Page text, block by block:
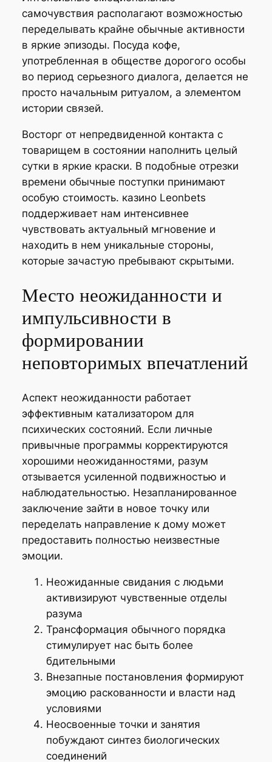
самочувствия располагают возможностью
переделывать крайне обычные активности
в яркие эпизоды. Посуда кофе,
употребленная в обществе дорогого особы
во период серьезного диалога, делается не
просто начальным ритуалом, а элементом
истории связей.
Восторг от непредвиденной контакта с
товарищем в состоянии наполнить целый
сутки в яркие краски. В подобные отрезки
времени обычные поступки принимают
особую стоимость. казино Leonbets
поддерживает нам интенсивнее
чувствовать актуальный мгновение и
находить в нем уникальные стороны,
которые зачастую пребывают скрытыми.
Место неожиданности и
импульсивности в
формировании
неповторимых впечатлений
Аспект неожиданности работает
эффективным катализатором для
психических состояний. Если личные
привычные программы корректируются
хорошими неожиданностями, разум
отзывается усиленной подвижностью и
наблюдательностью. Незапланированное
заключение зайти в новое точку или
переделать направление к дому может
предоставить полностью неизвестные
эмоции.
Неожиданные свидания с людьми
активизируют чувственные отделы
разума
Трансформация обычного порядка
стимулирует нас быть более
бдительными
Внезапные постановления формируют
эмоцию раскованности и власти над
условиями
Неосвоенные точки и занятия
побуждают синтез биологических
соединений